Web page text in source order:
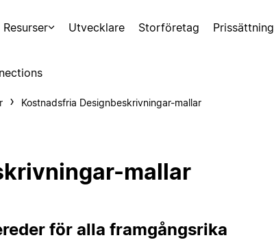
Resurser Utvecklare Storföretag Prissättning
Kostnadsfria Designbeskrivningar-mallar
mallar
för alla framgångsrika